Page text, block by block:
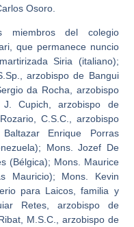
Osoro.
miembros del colegio
que permanece nuncio
Siria (italiano);
arzobispo de Bangui
da Rocha, arzobispo
Cupich, arzobispo de
C.S.C., arzobispo
Enrique Porras
Mons. Jozef De
(Bélgica); Mons. Maurice
Mauricio); Mons. Kevin
para Laicos, familia y
Retes, arzobispo de
M.S.C., arzobispo de